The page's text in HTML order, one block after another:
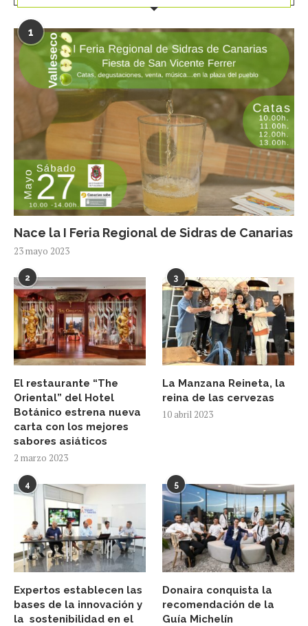
1
Nace la I Feria Regional de Sidras de Canarias
23 mayo 2023
2
El restaurante “The
Oriental” del Hotel
Botánico estrena nueva
carta con los mejores
sabores asiáticos
2 marzo 2023
3
La Manzana Reineta, la
reina de las cervezas
10 abril 2023
4
Expertos establecen las
bases de la innovación y
la sostenibilidad en el
5
Donaira conquista la
recomendación de la
Guía Michelín